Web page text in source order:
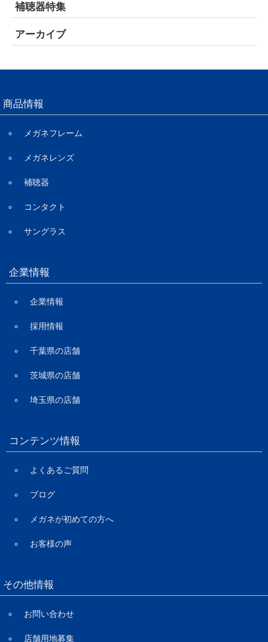
補聴器特集
アーカイブ
商品情報
メガネフレーム
メガネレンズ
補聴器
コンタクト
サングラス
企業情報
企業情報
採用情報
千葉県の店舗
茨城県の店舗
埼玉県の店舗
コンテンツ情報
よくあるご質問
ブログ
メガネが初めての方へ
お客様の声
その他情報
お問い合わせ
店舗用地募集